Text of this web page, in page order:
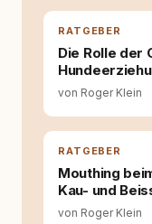
RATGEBER
Die Rolle der
von Roger Klein
RATGEBER
Mouthing
Kau- und
von Roger Klein